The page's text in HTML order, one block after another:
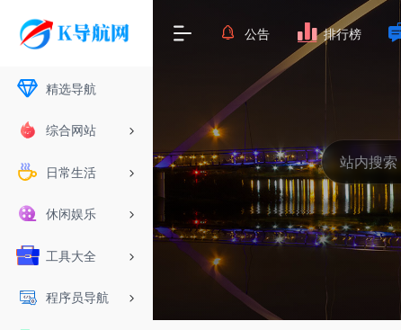
精选导航
综合网站
日常生活
休闲娱乐
工具大全
程序员导航
公告 排行榜